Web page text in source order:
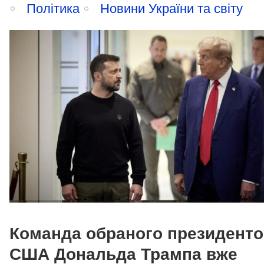
Політика
Новини України та світу
Команда обраного
США Дональда Трампа вже